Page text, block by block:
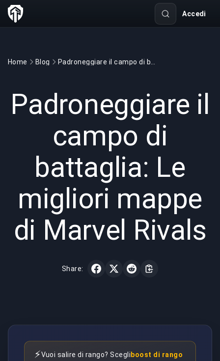
Accedi
Home Blog
Padroneggiare il
campo di
battaglia: Le
migliori mappe
di Marvel Rivals
Share:
⚡Vuoi salire di rango? Scegliboost di rango